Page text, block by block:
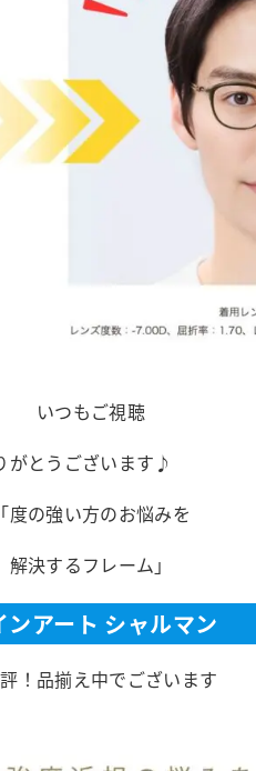
いつもご視聴
がとうございます♪
「度の強い方のお悩みを
解決するフレーム」
ンアート シャルマン
！品揃え中でございます